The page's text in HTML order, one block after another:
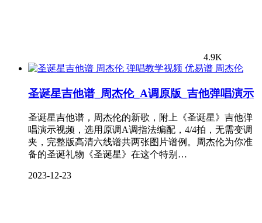
4.9K
周杰伦
圣诞星吉他谱_周杰伦_A调原版_吉他弹唱演示
圣诞星吉他谱，周杰伦的新歌，附上《圣诞星》吉他弹
唱演示视频，选用原调A调指法编配，4/4拍，无需变调
夹，完整版高清六线谱共两张图片谱例。周杰伦为你准
备的圣诞礼物《圣诞星》在这个特别…
2023-12-23